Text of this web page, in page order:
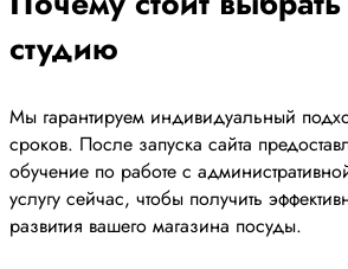
студию
Мы гарантируем индивидуальный
сроков. После запуска сайта
обучение по работе с
услугу сейчас, чтобы получить
развития вашего магазина посуды.